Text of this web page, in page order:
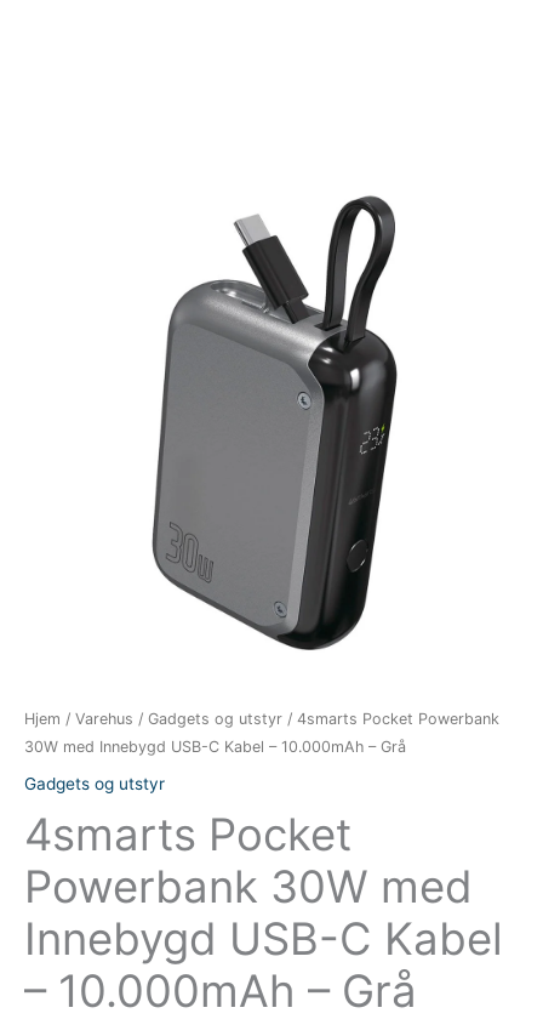
Hjem / Varehus / Gadgets og utstyr / 4smarts Pocket Powerbank
30W med Innebygd USB-C Kabel – 10.000mAh – Grå
Gadgets og utstyr
4smarts Pocket
Powerbank 30W med
Innebygd USB-C Kabel
– 10.000mAh – Grå